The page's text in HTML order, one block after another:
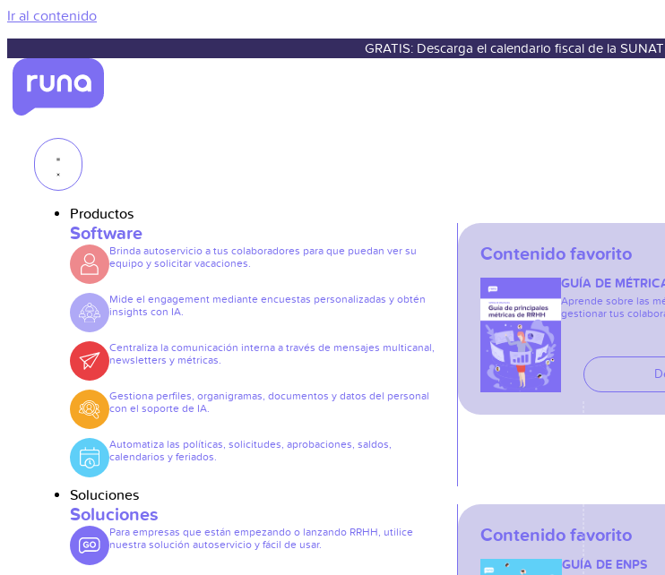
Ir al contenido
GRATIS: Descarga el calendario fiscal de la
Productos
Software
Brinda autoservicio a tus colaboradores para que puedan ver su
equipo y solicitar vacaciones.
Mide el engagement mediante encuestas personalizadas y obtén
insights con IA.
Centraliza la comunicación interna a través de mensajes multicanal,
newsletters y métricas.
Gestiona perfiles, organigramas, documentos y datos del personal
con el soporte de IA.
Automatiza las políticas, solicitudes, aprobaciones, saldos,
calendarios y feriados.
Contenido favorito
GUÍA DE
Aprende sobre las
gestionar tus
Soluciones
Soluciones
Para empresas que están empezando o lanzando RRHH, utilice
nuestra solución autoservicio y fácil de usar.
Contenido favorito
GUÍA DE ENPS